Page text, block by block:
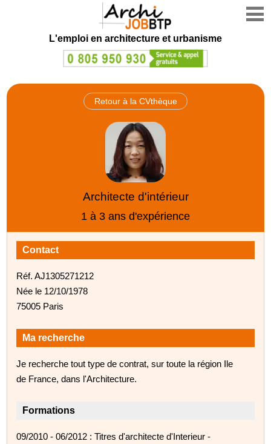
L'emploi en architecture et urbanisme
Retour à la CVthèque
Architecte d'intérieur
1 à 3 ans d'expérience
Contact
Réf. AJ1305271212
Née le 12/10/1978
75005 Paris
Ma recherche
Je recherche tout type de contrat, sur toute la région Ile
de France, dans l'Architecture.
Formations
09/2010 - 06/2012 : Titres d'architecte d'Interieur -